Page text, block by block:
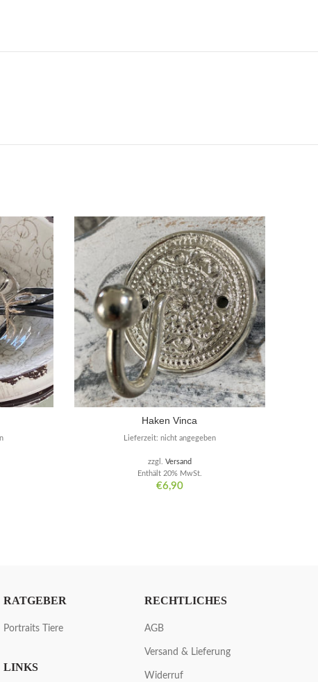
Haken Vinca
€6,90
Enthält 20% MwSt.
zzgl. Versand
Lieferzeit: nicht angegeben
RATGEBER
Portraits Tiere
LINKS
RECHTLICHES
AGB
Versand & Lieferung
Widerruf